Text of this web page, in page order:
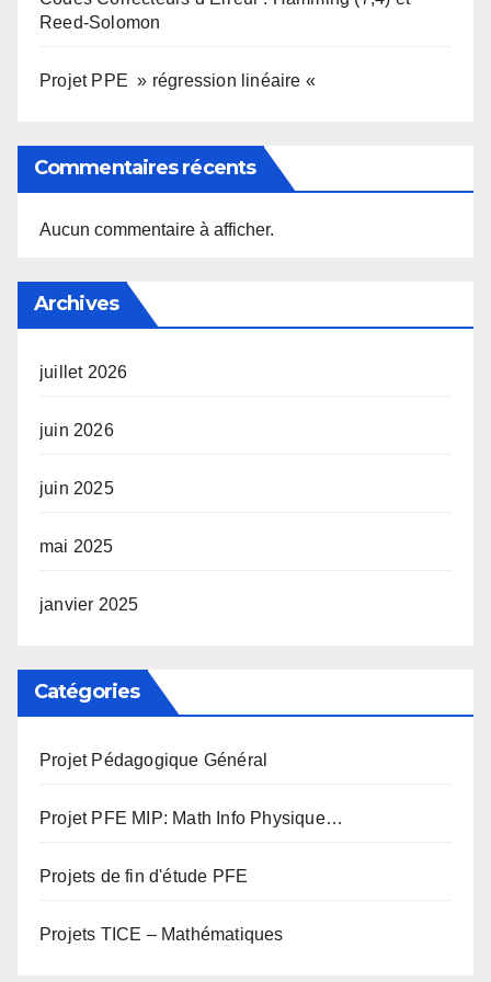
Reed-Solomon
Projet PPE » régression linéaire «
Commentaires récents
Aucun commentaire à afficher.
Archives
juillet 2026
juin 2026
juin 2025
mai 2025
janvier 2025
Catégories
Projet Pédagogique Général
Projet PFE MIP: Math Info Physique…
Projets de fin d'étude PFE
Projets TICE – Mathématiques